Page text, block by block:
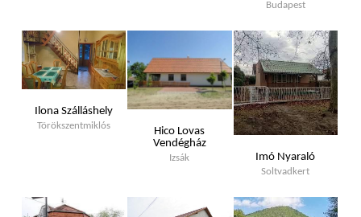
Budapest
Ilona Szálláshely
Törökszentmiklós
Hico Lovas
Vendégház
Izsák Imó Nyaraló
Soltvadkert